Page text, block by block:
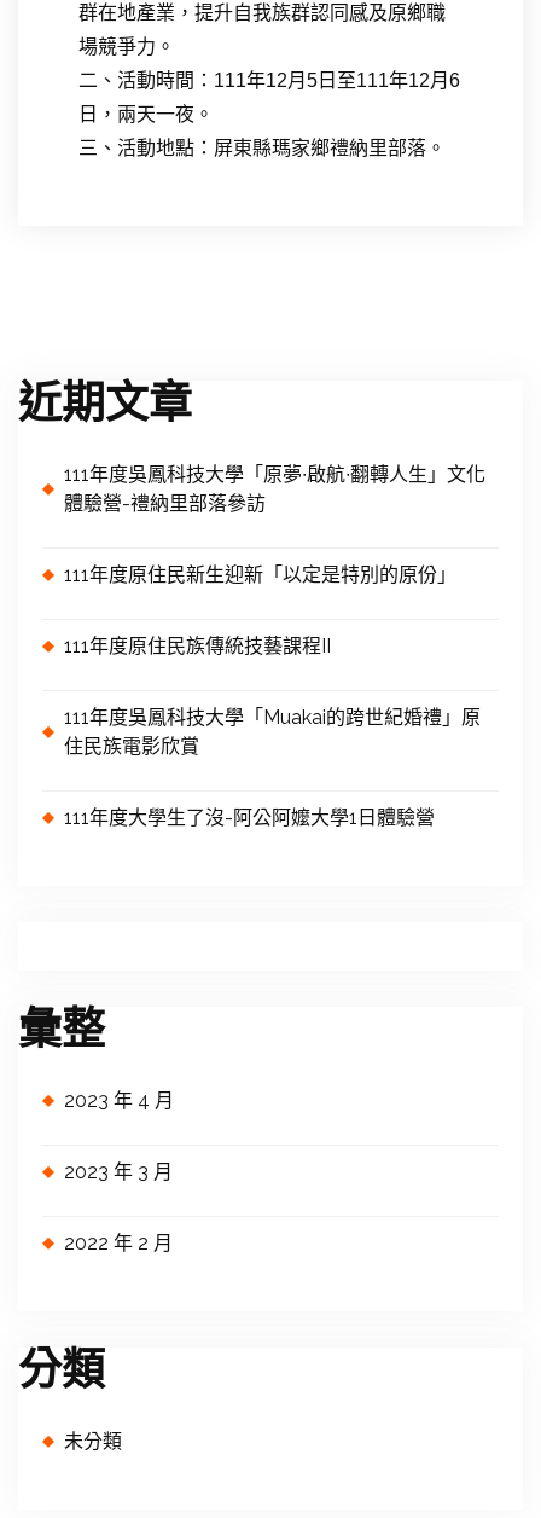
群在地產業，提升自我族群認同感及原鄉職
場競爭力。
二、活動時間：111年12月5日至111年12月6
日，兩天一夜。
三、活動地點：屏東縣瑪家鄉禮納里部落。
近期文章
111年度吳鳳科技大學「原夢∙啟航∙翻轉人生」文化
體驗營-禮納里部落參訪
111年度原住民新生迎新「以定是特別的原份」
111年度原住民族傳統技藝課程II
111年度吳鳳科技大學「Muakai的跨世紀婚禮」原
住民族電影欣賞
111年度大學生了沒-阿公阿嬤大學1日體驗營
彙整
2023 年 4 月
2023 年 3 月
2022 年 2 月
分類
未分類